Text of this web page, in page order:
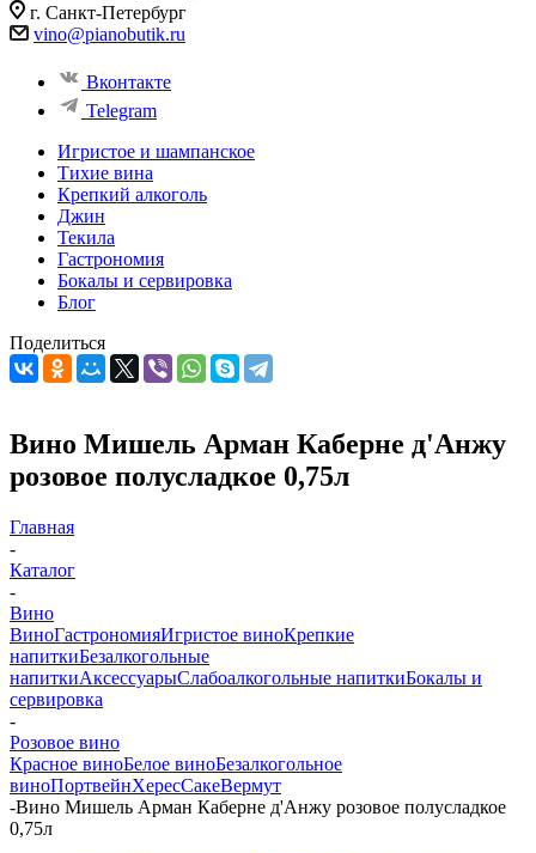
г. Санкт-Петербург
vino@pianobutik.ru
Вконтакте
Telegram
Игристое и шампанское
Тихие вина
Крепкий алкоголь
Джин
Текила
Гастрономия
Бокалы и сервировка
Блог
Поделиться
Вино Мишель Арман Каберне д'Анжу
розовое полусладкое 0,75л
Главная
-
Каталог
-
Вино
ВиноГастрономияИгристое виноКрепкие
напиткиБезалкогольные
напиткиАксессуарыСлабоалкогольные напиткиБокалы и
сервировка
-
Розовое вино
Красное виноБелое виноБезалкогольное
виноПортвейнХересСакеВермут
-Вино Мишель Арман Каберне д'Анжу розовое полусладкое
0,75л